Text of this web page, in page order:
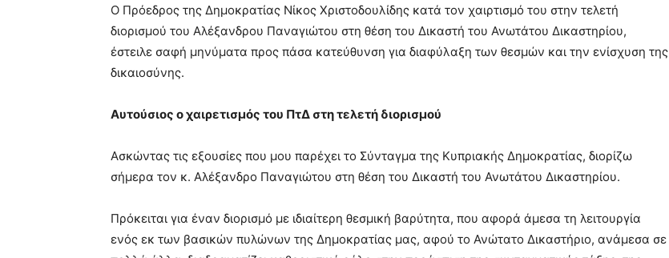
Ο Πρόεδρος της Δημοκρατίας Νίκος Χριστοδουλίδης κατά τον χαιρτισμό του στην τελετή
διορισμού του Αλέξανδρου Παναγιώτου στη θέση του Δικαστή του Ανωτάτου Δικαστηρίου,
έστειλε σαφή μηνύματα προς πάσα κατεύθυνση για διαφύλαξη των θεσμών και την ενίσχυση της
δικαιοσύνης.
Αυτούσιος ο χαιρετισμός του ΠτΔ στη τελετή διορισμού
Ασκώντας τις εξουσίες που μου παρέχει το Σύνταγμα της Κυπριακής Δημοκρατίας, διορίζω
σήμερα τον κ. Αλέξανδρο Παναγιώτου στη θέση του Δικαστή του Ανωτάτου Δικαστηρίου.
Πρόκειται για έναν διορισμό με ιδιαίτερη θεσμική βαρύτητα, που αφορά άμεσα τη λειτουργία
ενός εκ των βασικών πυλώνων της Δημοκρατίας μας, αφού το Ανώτατο Δικαστήριο, ανάμεσα σε